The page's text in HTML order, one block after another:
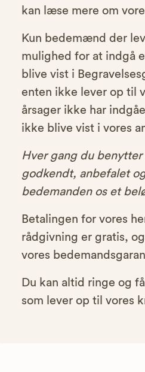
kan læse mere om
Kun bedemænd der
mulighed for at indgå
blive vist i
enten ikke lever op til
årsager ikke har
ikke blive vist i vores
Hver gang du
godkendt, anbefalet
bedemanden os et
Betalingen for vores
rådgivning er gratis,
vores
Du kan altid ringe og
som lever op til vores